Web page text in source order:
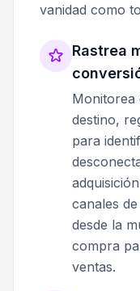
vanidad como
Rastrea
Monitorea
destino,
para
canales
desde la
compra
ventas.